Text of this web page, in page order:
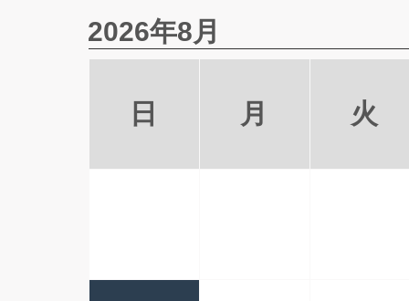
2026年8月
日 月 火